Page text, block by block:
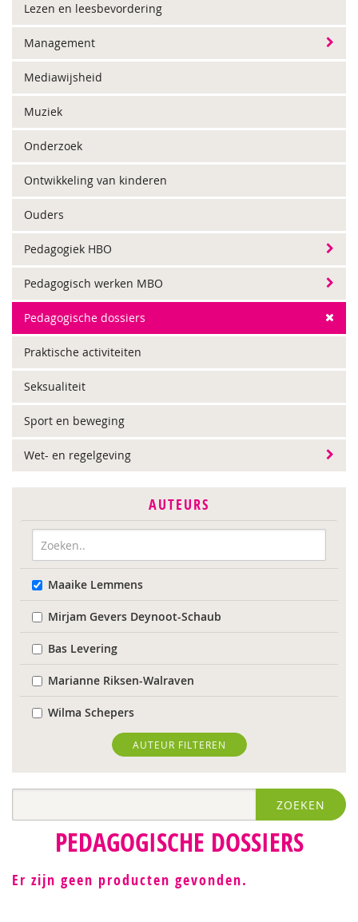
Lezen en leesbevordering
Management
Mediawijsheid
Muziek
Onderzoek
Ontwikkeling van kinderen
Ouders
Pedagogiek HBO
Pedagogisch werken MBO
Pedagogische dossiers
Praktische activiteiten
Seksualiteit
Sport en beweging
Wet- en regelgeving
AUTEURS
Maaike Lemmens
Mirjam Gevers Deynoot-Schaub
Bas Levering
Marianne Riksen-Walraven
Wilma Schepers
AUTEUR FILTEREN
ZOEKEN
PEDAGOGISCHE DOSSIERS
Er zijn geen producten gevonden.